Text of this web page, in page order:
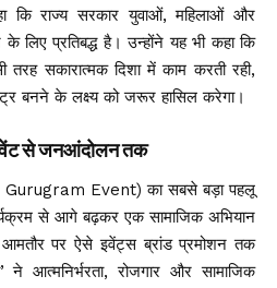
कि राज्य सरकार युवाओं, महिलाओं और
लिए प्रतिबद्ध है। उन्होंने यह भी कहा कि
तरह सकारात्मक दिशा में काम करती रही,
बनने के लक्ष्य को जरूर हासिल करेगा।
इवेंट से जनआंदोलन तक
Event) का सबसे बड़ा पहलू
से आगे बढ़कर एक सामाजिक अभियान
पर ऐसे इवेंट्स ब्रांड प्रमोशन तक
ने आत्मनिर्भरता, रोजगार और सामाजिक